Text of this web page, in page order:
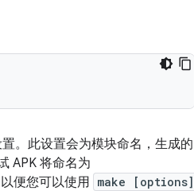
。此设置会为模块命名，生成的
APK 将命名为
便您可以使用 make [options]